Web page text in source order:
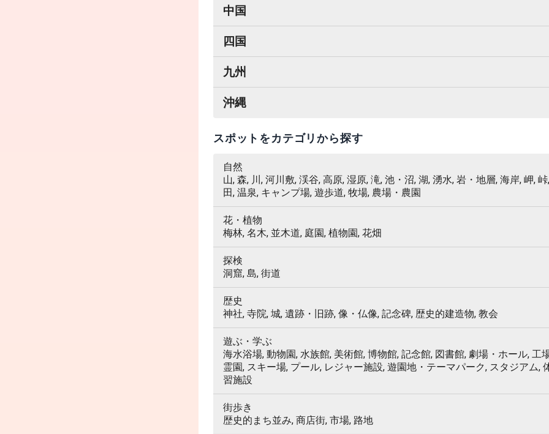
中国
四国
九州
沖縄
スポットをカテゴリから探す
自然
山, 森, 川, 河川敷, 渓谷, 高原, 湿原, 滝, 池・沼, 湖, 湧水, 岩・地層, 海岸, 岬,
田, 温泉, キャンプ場, 遊歩道, 牧場, 農場・農園
花・植物
梅林, 名木, 並木道, 庭園, 植物園, 花畑
探検
洞窟, 島, 街道
歴史
神社, 寺院, 城, 遺跡・旧跡, 像・仏像, 記念碑, 歴史的建造物, 教会
遊ぶ・学ぶ
海水浴場, 動物園, 水族館, 美術館, 博物館, 記念館, 図書館, 劇場・ホール, 工
霊園, スキー場, プール, レジャー施設, 遊園地・テーマパーク, スタジアム,
習施設
街歩き
歴史的まち並み, 商店街, 市場, 路地